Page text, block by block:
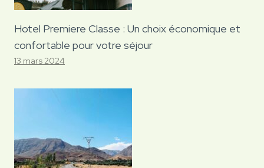
Hotel Premiere Classe : Un choix économique et
confortable pour votre séjour
13 mars 2024